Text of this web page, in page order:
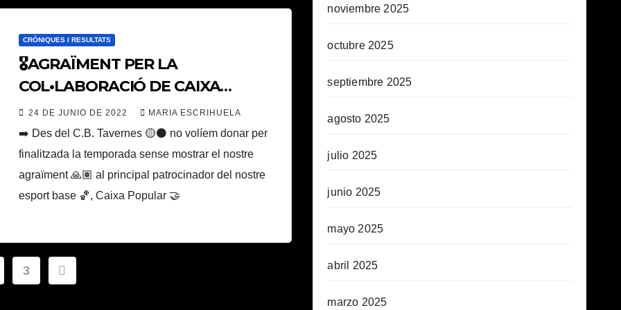
CRÒNIQUES I RESULTATS
🎖AGRAÏMENT PER LA
COL•LABORACIÓ DE CAIXA
POPULAR 🤝
24 DE JUNIO DE 2022 MARIA ESCRIHUELA
➡️ Des del C.B. Tavernes 🟡⚫️ no volíem donar per
finalitzada la temporada sense mostrar el nostre
agraïment 🙏🏽 al principal patrocinador del nostre
esport base 🏀, Caixa Popular 🤝
3
noviembre 2025
octubre 2025
septiembre 2025
agosto 2025
julio 2025
junio 2025
mayo 2025
abril 2025
marzo 2025